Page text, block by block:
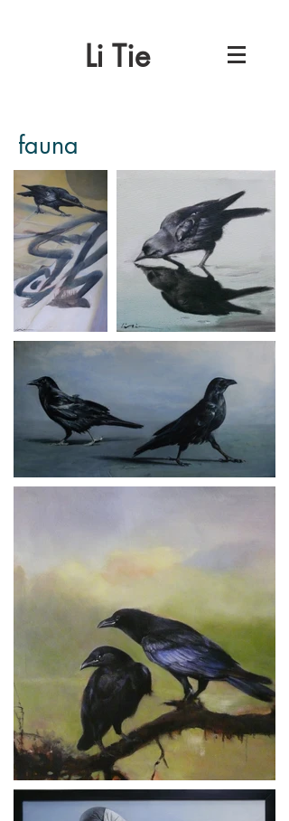
Li Tie
fauna